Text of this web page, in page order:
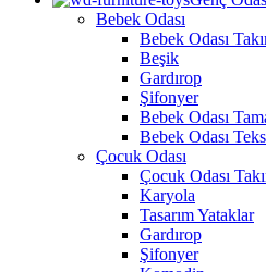
Bebek Odası
Bebek Odası
Beşik
Gardırop
Şifonyer
Bebek Odası
Bebek Odası
Çocuk Odası
Çocuk Odası
Karyola
Tasarım Yataklar
Gardırop
Şifonyer